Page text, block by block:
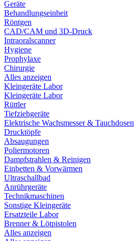
Geräte
Behandlungseinheit
Röntgen
CAD/CAM und 3D-Druck
Intraoralscanner
Hygiene
Prophylaxe
Chirurgie
Alles anzeigen
Kleingeräte Labor
Kleingeräte Labor
Rüttler
Tiefziehgeräte
Elektrische Wachsmesser & Tauchdosen
Drucktöpfe
Absaugungen
Poliermotoren
Dampfstrahlen & Reinigen
Einbetten & Vorwärmen
Ultraschallbad
Anrührgeräte
Technikmaschinen
Sonstige Kleingeräte
Ersatzteile Labor
Brenner & Lötpistolen
Alles anzeigen